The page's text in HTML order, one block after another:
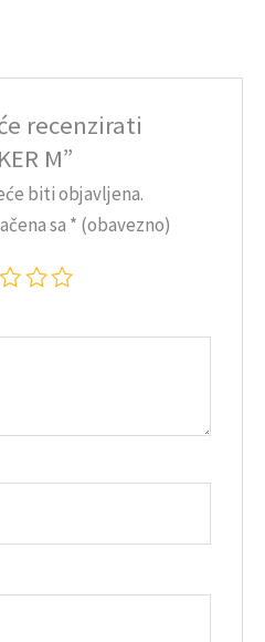
recenzirati
M”
biti objavljena.
sa * (obavezno)